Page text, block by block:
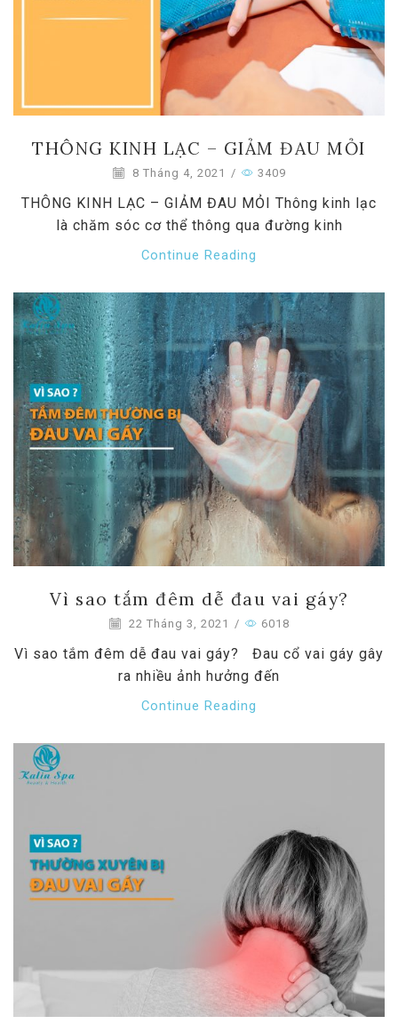
THÔNG KINH LẠC – GIẢM ĐAU MỎI
8 Tháng 4, 2021 / 3409
THÔNG KINH LẠC – GIẢM ĐAU MỎI Thông kinh lạc
là chăm sóc cơ thể thông qua đường kinh
Continue Reading
Vì sao tắm đêm dễ đau vai gáy?
22 Tháng 3, 2021 / 6018
Vì sao tắm đêm dễ đau vai gáy? Đau cổ vai gáy gây
ra nhiều ảnh hưởng đến
Continue Reading